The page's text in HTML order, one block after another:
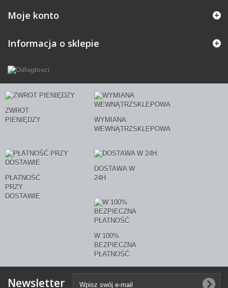
Moje konto
Informacja o sklepie
ZWROT
PIENIĘDZY
WYMIANA
WEWNĄTRZSKLEPOWA
PŁATNOŚĆ
PRZY
DOSTAWIE
DOSTAWA W
24H
W 100%
BEZPIECZNA
PŁATNOŚĆ
Newsletter